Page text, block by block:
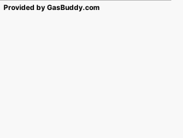
Provided by GasBuddy.com